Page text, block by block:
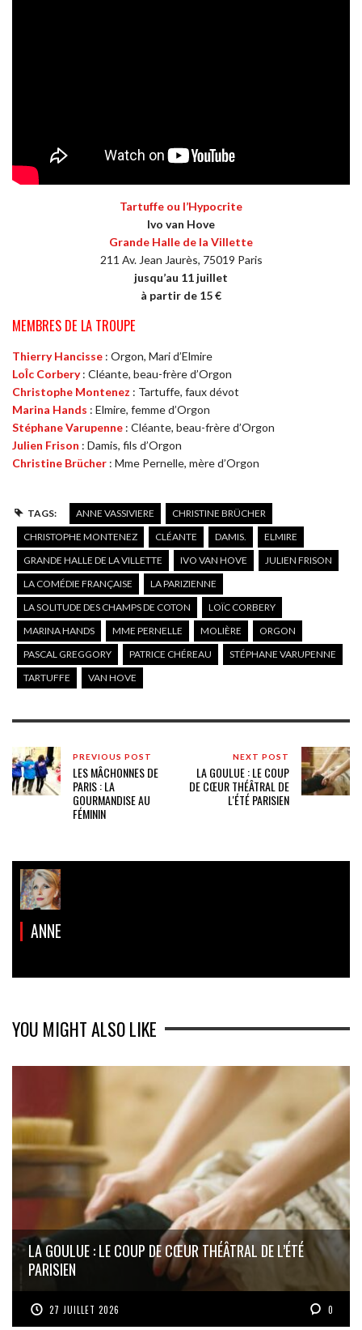
Tartuffe ou l’Hypocrite
Ivo van Hove
Grande Halle de la Villette
211 Av. Jean Jaurès, 75019 Paris
jusqu’au 11 juillet
à partir de 15 €
MEMBRES DE LA TROUPE
Thierry Hancisse : Orgon, Mari d’Elmire
LoÎc Corbery: Cléante, beau-frère d’Orgon
Christophe Montenez : Tartuffe, faux dévot
Marina Hands : Elmire, femme d’Orgon
Stéphane Varupenne : Cléante, beau-frère d’Orgon
Julien Frison : Damis, fils d’Orgon
Christine Brücher : Mme Pernelle, mère d’Orgon
TAGS: ANNE VASSIVIERE
CHRISTINE BRÜCHER
CHRISTOPHE MONTENEZ
CLÉANTE DAMIS.
ELMIRE
GRANDE HALLE DE LA VILLETTE
IVO VAN HOVE
JULIEN FRISON
LA COMÉDIE FRANÇAISE
LA PARIZIENNE
LA SOLITUDE DES CHAMPS DE COTON
LOÏC CORBERY
MARINA HANDS
MME PERNELLE MOLIÈRE
ORGON
PASCAL GREGGORY
PATRICE CHÉREAU
STÉPHANE VARUPENNE
TARTUFFE
VAN HOVE
PREVIOUS POST
LES MÂCHONNES DE
PARIS : LA
GOURMANDISE AU
FÉMININ
NEXT POST
LA GOULUE : LE COUP
DE CŒUR THÉÂTRAL DE
L'ÉTÉ PARISIEN
ANNE
YOU MIGHT ALSO LIKE
LA GOULUE : LE COUP DE CŒUR THÉÂTRAL DE L’ÉTÉ
PARISIEN
27 JUILLET 2026 0